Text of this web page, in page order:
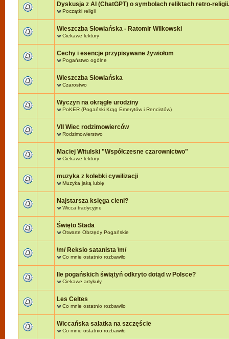
Dyskusja z AI (ChatGPT) o symbolach reliktach retro-religii.
wPoczątki religii
Wieszczba Słowiańska - Ratomir Wilkowski
wCiekawe lektury
Cechy i esencje przypisywane żywiołom
wPogaństwo ogólne
Wieszczba Słowiańska
wCzarostwo
Wyczyn na okrągłe urodziny
wPoKER (Pogański Krąg Emerytów i Rencistów)
VII Wiec rodzimowierców
wRodzimowierstwo
Maciej Witulski "Współczesne czarownictwo"
wCiekawe lektury
muzyka z kolebki cywilizacji
wMuzyka jaką lubię
Najstarsza księga cieni?
wWicca tradycyjne
Święto Stada
wOtwarte Obrzędy Pogańskie
\m/ Reksio satanista \m/
wCo mnie ostatnio rozbawiło
Ile pogańskich świątyń odkryto dotąd w Polsce?
wCiekawe artykuły
Les Celtes
wCo mnie ostatnio rozbawiło
Wiccańska sałatka na szczęście
wCo mnie ostatnio rozbawiło